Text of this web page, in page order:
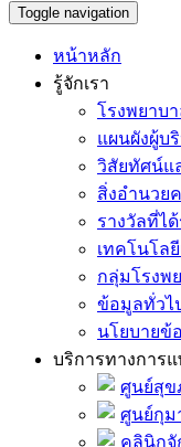
Toggle navigation
หน้าหลัก
รู้จักเรา
โรงพยาบ
แผนผังผู้บ
วิสัยทัศน์แ
สิ่งอำนวย
รางวัลที่ไ
เทคโนโล
กลุ่มโรงพ
ข้อมูลทั่วไ
นโยบายข้
บริการทางการ
ศูนย์สุข
ศูนย์กุม
คลินิกจั